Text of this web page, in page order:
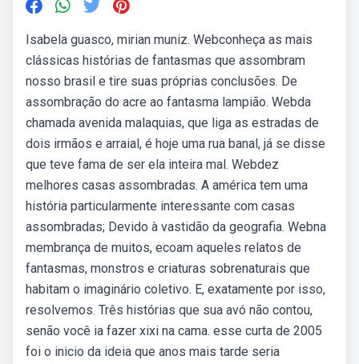
Isabela guasco, mirian muniz. Webconheça as mais
clássicas histórias de fantasmas que assombram
nosso brasil e tire suas próprias conclusões. De
assombração do acre ao fantasma lampião. Webda
chamada avenida malaquias, que liga as estradas de
dois irmãos e arraial, é hoje uma rua banal, já se disse
que teve fama de ser ela inteira mal. Webdez
melhores casas assombradas. A américa tem uma
história particularmente interessante com casas
assombradas; Devido à vastidão da geografia. Webna
membrança de muitos, ecoam aqueles relatos de
fantasmas, monstros e criaturas sobrenaturais que
habitam o imaginário coletivo. E, exatamente por isso,
resolvemos. Três histórias que sua avó não contou,
senão você ia fazer xixi na cama. esse curta de 2005
foi o inicio da ideia que anos mais tarde seria